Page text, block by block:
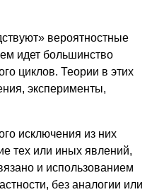
вероятностные
идет боль­шинство
циклов. Теории в этих
эксперименты,
исключения из них
тех или иных явлений,
и использованием
без аналогии или